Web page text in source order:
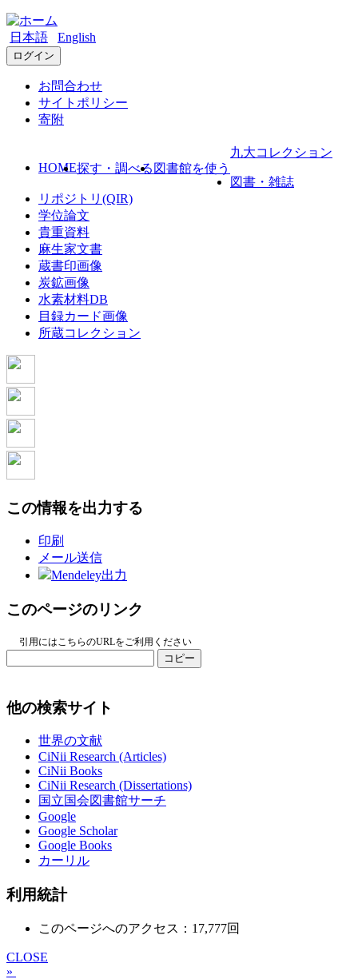
日本語 English
ログイン
お問合わせ
サイトポリシー
寄附
HOME探す・調べる 図書館を使う
九大コレクション
図書・雑誌
リポジトリ(QIR)
学位論文
貴重資料
麻生家文書
蔵書印画像
炭鉱画像
水素材料DB
目録カード画像
所蔵コレクション
この情報を出力する
印刷
メール送信
Mendeley出力
このページのリンク
引用にはこちらのURLをご利用ください
コピー
他の検索サイト
世界の文献
CiNii Research (Articles)
CiNii Books
CiNii Research (Dissertations)
国立国会図書館サーチ
Google
Google Scholar
Google Books
カーリル
利用統計
このページへのアクセス：17,777回
CLOSE
»